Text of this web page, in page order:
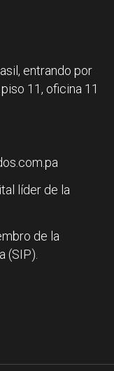
entrando por
11, oficina 11
líder de la
de la
(SIP).